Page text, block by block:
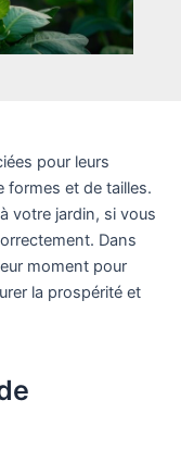
pour leurs
formes et de tailles.
votre jardin, si vous
Dans
moment pour
la prospérité et